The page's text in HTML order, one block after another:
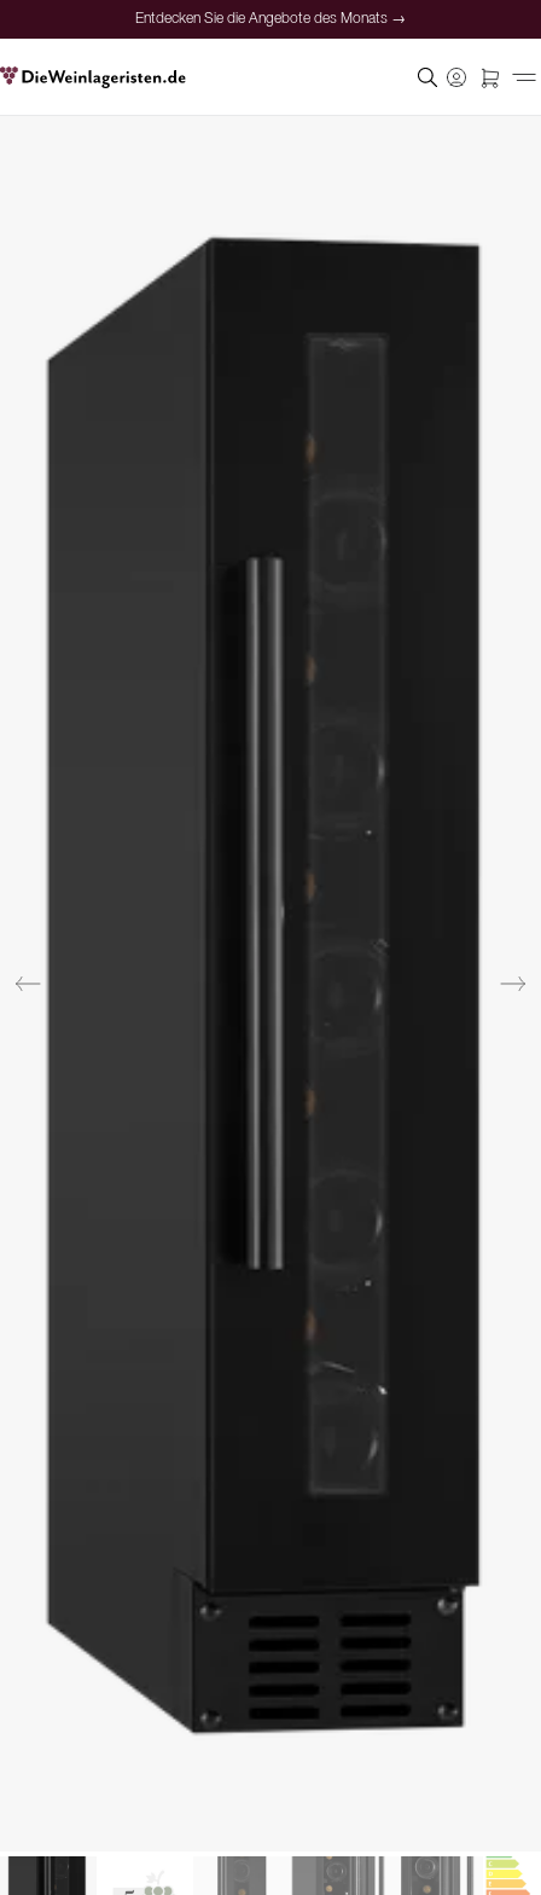
Entdecken Sie die Angebote des Monats →